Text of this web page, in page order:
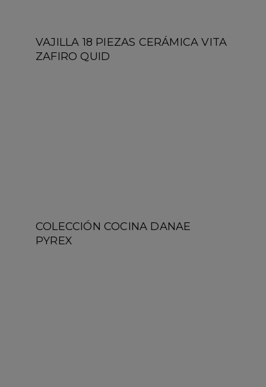
VAJILLA 18 PIEZAS CERÁMICA VITA
ZAFIRO QUID
COLECCIÓN COCINA DANAE
PYREX